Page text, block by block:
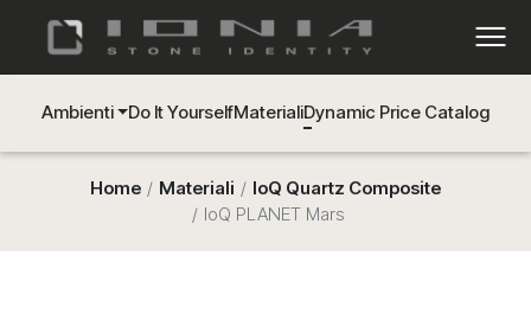
Ambienti Do It YourselfMaterialiDynamic Price Catalog
Home Materiali
IoQ Quartz Composite
IoQ PLANET Mars